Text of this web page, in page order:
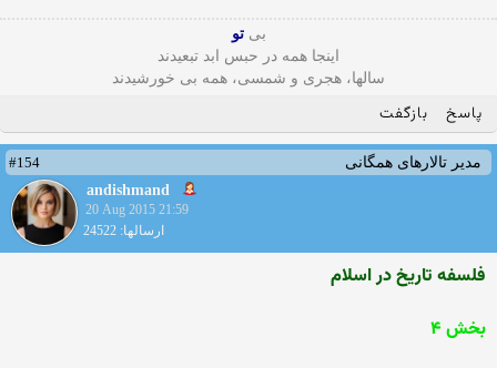
بی تو
اینجا همه در حبس ابد تبعیدند
سالها، هجری و شمسی، همه بی خورشیدند
پاسخ بازگفت
مدیر تالارهای همگانی
#154
andishmand
20 Aug 2015 21:59
ارسالها: 24522
فلسفه تاریخ در اسلام
بخش ۴